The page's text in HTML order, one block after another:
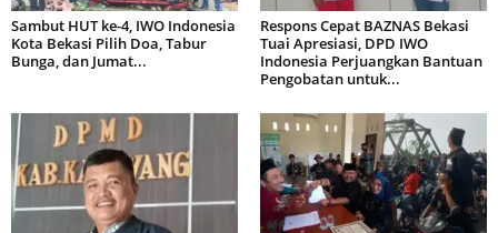
Sambut HUT ke-4, IWO Indonesia
Kota Bekasi Pilih Doa, Tabur
Bunga, dan Jumat...
Respons Cepat BAZNAS Bekasi
Tuai Apresiasi, DPD IWO
Indonesia Perjuangkan Bantuan
Pengobatan untuk...